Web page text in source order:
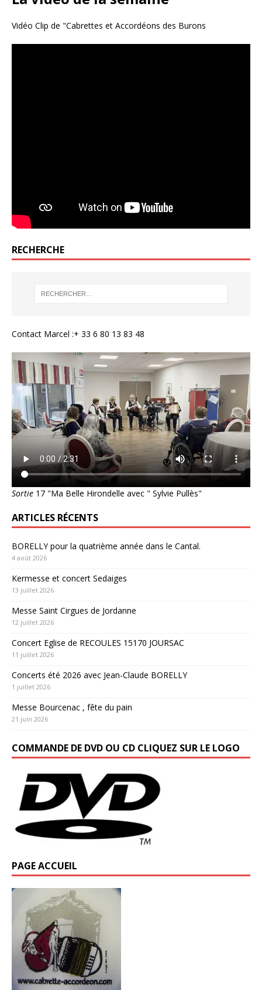
Vidéo Clip de "Cabrettes et Accordéons des Burons
RECHERCHE
Contact Marcel :+ 33 6 80 13 83 48
Sortie 17 "Ma Belle Hirondelle avec " Sylvie Pullès"
ARTICLES RÉCENTS
BORELLY pour la quatrième année dans le Cantal.
4 août 2026
Kermesse et concert Sedaiges
13 juillet 2026
Messe Saint Cirgues de Jordanne
12 juillet 2026
Concert Eglise de RECOULES 15170 JOURSAC
11 juillet 2026
Concerts été 2026 avec Jean-Claude BORELLY
1 juillet 2026
Messe Bourcenac , fête du pain
21 juin 2026
COMMANDE DE DVD OU CD CLIQUEZ SUR LE LOGO
PAGE ACCUEIL